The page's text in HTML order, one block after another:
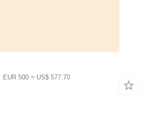
EUR 500 ≈ US$ 577,70